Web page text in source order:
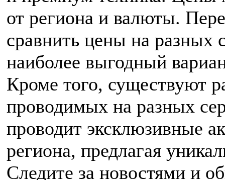
от региона и валюты.
сравнить цены на разных
наиболее выгодный
Кроме того, существуют
проводимых на разных
проводит эксклюзивные
региона, предлагая
Следите за новостями и